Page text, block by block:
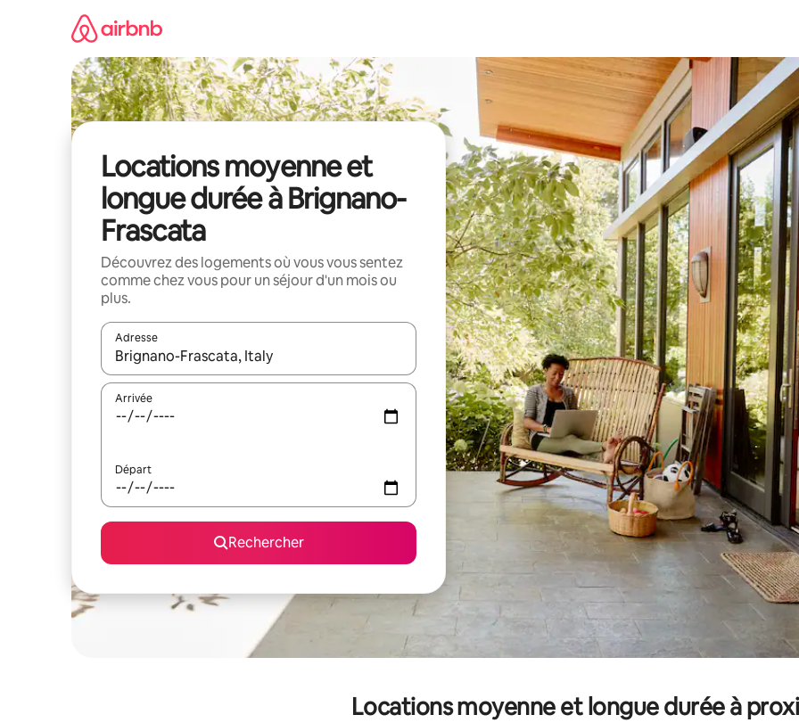
Locations moyenne et
longue durée à Brignano-
Frascata
Découvrez des logements où vous vous sentez
comme chez vous pour un séjour d'un mois ou
plus.
Adresse
Lorsque les résultats s'affichent, utilisez les flèches vers le haut et vers le bas pour les parcourir ou en appuyant et en
Arrivée
Départ
Rechercher
Locations moyenne et longue durée à